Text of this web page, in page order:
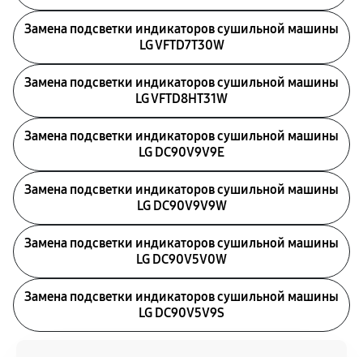
Замена подсветки индикаторов сушильной машины
LG VFTD7T30W
Замена подсветки индикаторов сушильной машины
LG VFTD8HT31W
Замена подсветки индикаторов сушильной машины
LG DC90V9V9E
Замена подсветки индикаторов сушильной машины
LG DC90V9V9W
Замена подсветки индикаторов сушильной машины
LG DC90V5V0W
Замена подсветки индикаторов сушильной машины
LG DC90V5V9S